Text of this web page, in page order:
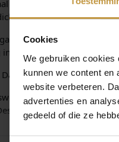
Cookies
We gebruiken
kunnen we content en
website verbeteren.
advertenties en
gedeeld of die ze
glas
tot 3 ATM
2 jaar
originele Danish Design
Danish Design horloge
is officieel
horloges dames